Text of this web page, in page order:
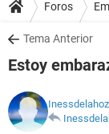
SALUD
FAMILIA
NUTRICIÓN
Foros
Tema Anterior
Estoy
Inessdelahoz